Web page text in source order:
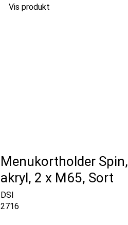
Vis produkt
Menukortholder Spin,
akryl, 2 x M65, Sort
DSI
2716